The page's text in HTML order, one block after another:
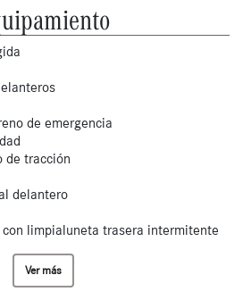
de emergencia
de tracción
delantero
limpialuneta trasera intermitente
Ver más